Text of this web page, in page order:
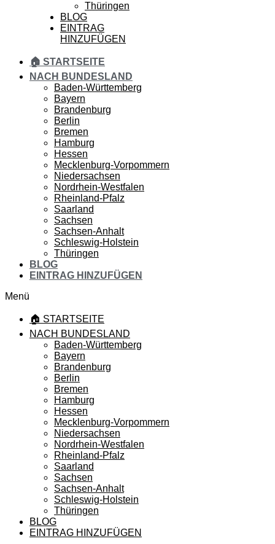
Thüringen
BLOG
EINTRAG
HINZUFÜGEN
🏠 STARTSEITE
NACH BUNDESLAND
Baden-Württemberg
Bayern
Brandenburg
Berlin
Bremen
Hamburg
Hessen
Mecklenburg-Vorpommern
Niedersachsen
Nordrhein-Westfalen
Rheinland-Pfalz
Saarland
Sachsen
Sachsen-Anhalt
Schleswig-Holstein
Thüringen
BLOG
EINTRAG HINZUFÜGEN
Menü
🏠 STARTSEITE
NACH BUNDESLAND
Baden-Württemberg
Bayern
Brandenburg
Berlin
Bremen
Hamburg
Hessen
Mecklenburg-Vorpommern
Niedersachsen
Nordrhein-Westfalen
Rheinland-Pfalz
Saarland
Sachsen
Sachsen-Anhalt
Schleswig-Holstein
Thüringen
BLOG
EINTRAG HINZUFÜGEN